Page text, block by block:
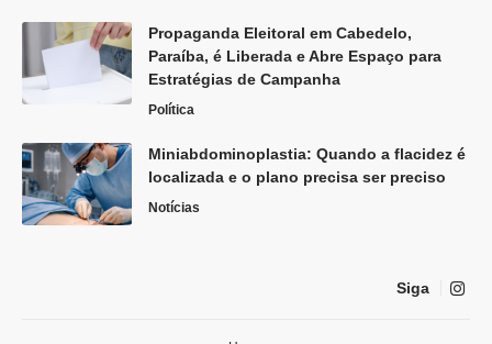
Propaganda Eleitoral em Cabedelo,
Paraíba, é Liberada e Abre Espaço para
Estratégias de Campanha
Política
Miniabdominoplastia: Quando a flacidez é
localizada e o plano precisa ser preciso
Notícias
Siga